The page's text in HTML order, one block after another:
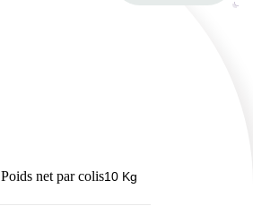
Poids net par colis10 Kg